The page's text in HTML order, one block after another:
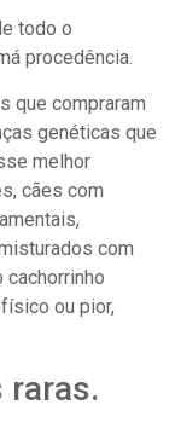
todo o
procedência.
que compraram
genéticas que
melhor
cães com
com
cachorrinho
ou pior,
raras.